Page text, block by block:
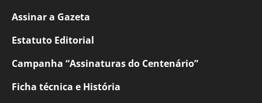
Assinar a Gazeta
Estatuto Editorial
Campanha “Assinaturas do Centenário”
Ficha técnica e História